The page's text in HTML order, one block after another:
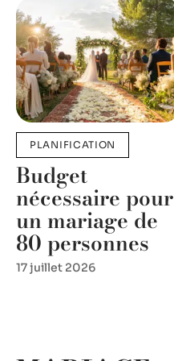
PLANIFICATION
Budget
nécessaire pour
un mariage de
80 personnes
17 juillet 2026